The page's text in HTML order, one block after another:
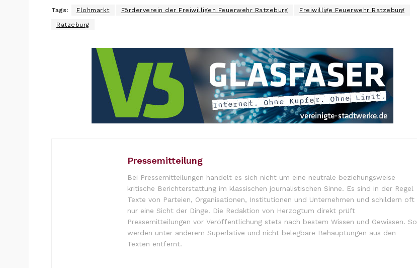
Tags: Flohmarkt Förderverein der Freiwilligen Feuerwehr Ratzeburg Freiwillige Feuerwehr Ratzeburg
Ratzeburg
Pressemitteilung
Bei Pressemitteilungen handelt es sich nicht um eine neutrale beziehungsweise
kritische Berichterstattung im klassischen journalistischen Sinne. Es sind in der Regel
Texte von Parteien, Organisationen, Institutionen und Unternehmen und schildern oft
nur eine Sicht der Dinge. Die Redaktion von Herzogtum direkt prüft
Pressemitteilungen vor Veröffentlichung stets nach bestem Wissen und Gewissen. So
werden unter anderem Superlative und nicht belegbare Behauptungen aus den
Texten entfernt.